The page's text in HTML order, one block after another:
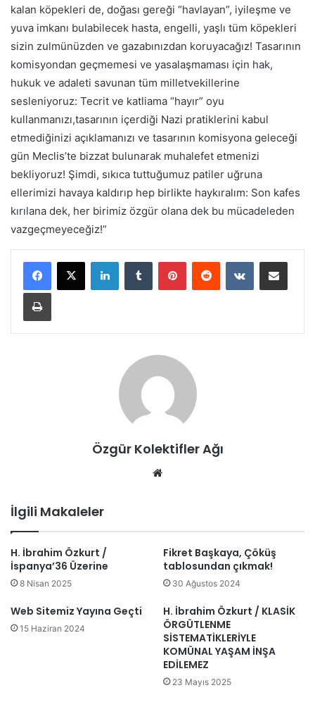
kalan köpekleri de, doğası gereği “havlayan”, iyileşme ve
yuva imkanı bulabilecek hasta, engelli, yaşlı tüm köpekleri
sizin zulmünüzden ve gazabınızdan koruyacağız! Tasarının
komisyondan geçmemesi ve yasalaşmaması için hak,
hukuk ve adaleti savunan tüm milletvekillerine
sesleniyoruz: Tecrit ve katliama “hayır” oyu
kullanmanızı,tasarının içerdiği Nazi pratiklerini kabul
etmediğinizi açıklamanızı ve tasarının komisyona geleceği
gün Meclis’te bizzat bulunarak muhalefet etmenizi
bekliyoruz! Şimdi, sıkıca tuttuğumuz patiler uğruna
ellerimizi havaya kaldırıp hep birlikte haykıralım: Son kafes
kırılana dek, her birimiz özgür olana dek bu mücadeleden
vazgeçmeyeceğiz!”
LinkedInTumblr PinterestReddit VKontakteE-Posta ile paylaş
Yazdır
Özgür Kolektifler Ağı
İlgili Makaleler
H. İbrahim Özkurt /
İspanya’36 Üzerine
8 Nisan 2025
Fikret Başkaya, Çöküş
tablosundan çıkmak!
30 Ağustos 2024
Web Sitemiz Yayına Geçti
15 Haziran 2024
H. İbrahim Özkurt / KLASİK
ÖRGÜTLENME
SİSTEMATİKLERİYLE
KOMÜNAL YAŞAM İNŞA
EDİLEMEZ
23 Mayıs 2025